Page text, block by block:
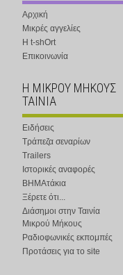
Αρχική
Μικρές αγγελίες
Η t-shOrt
Επικοινωνία
Η ΜΙΚΡΟΥ ΜΗΚΟΥΣ
ΤΑΙΝΙΑ
Ειδήσεις
Τράπεζα σεναρίων
Trailers
Ιστορικές αναφορές
ΒΗΜΑτάκια
Ξέρετε ότι...
Διάσημοι στην Ταινία
Μικρού Μήκους
Ραδιοφωνικές εκπομπές
Προτάσεις για το site